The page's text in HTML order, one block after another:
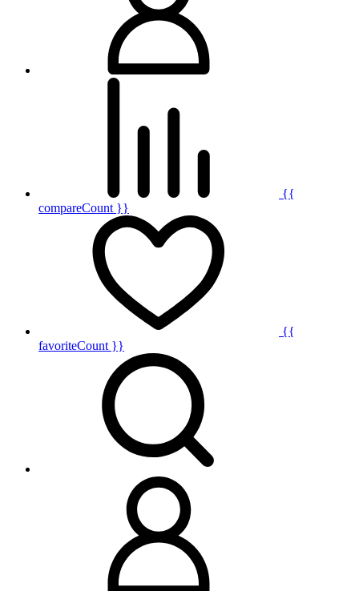
{{
compareCount }}
{{
favoriteCount }}